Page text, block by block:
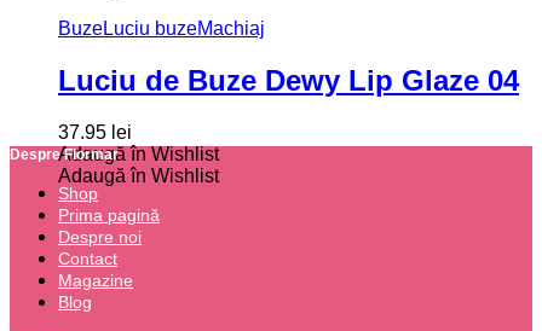
BuzeLuciu buzeMachiaj
Luciu de Buze Dewy Lip Glaze 04
37.95 lei
Adaugă în Wishlist
Adaugă în Wishlist
Despre Flormar
Shop
Prima pagină
Despre noi
Contact
Magazine
Blog